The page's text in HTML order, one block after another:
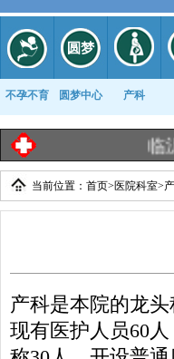
不孕不育 圆梦中心 产科
康复科
临沂工业
当前位置： 首页> 医院科室>
产科是本院的龙
现有医护人员60